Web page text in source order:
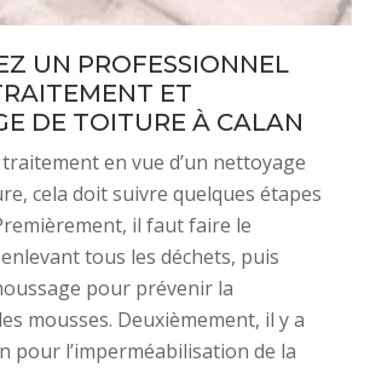
UN PROFESSIONNEL
ET
DE TOITURE À CALAN
en vue d’un nettoyage
cela doit suivre quelques étapes
il faut faire le
tous les déchets, puis
pour prévenir la
mousses. Deuxièmement, il y a
pour l’imperméabilisation de la